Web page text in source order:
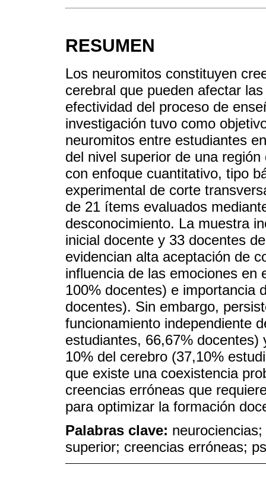
RESUMEN
Los neuromitos constituyen
cerebral que pueden afectar
efectividad del proceso de
investigación tuvo como
neuromitos entre estudiantes
del nivel superior de una
con enfoque cuantitativo, tipo
experimental de corte
de 21 ítems evaluados
desconocimiento. La muestra
inicial docente y 33 docentes
evidencian alta aceptación de
influencia de las emociones en
100% docentes) e importancia
docentes). Sin embargo,
funcionamiento independiente
estudiantes, 66,67%
10% del cerebro (37,10%
que existe una coexistencia
creencias erróneas que
para optimizar la formación
Palabras clave:
superior; creencias erróneas;